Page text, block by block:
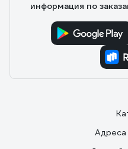
информация по
Адреса